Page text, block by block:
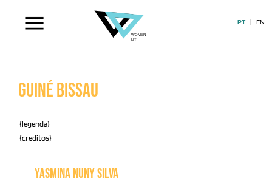
PT | EN
Guiné Bissau
{legenda}
{creditos}
YASMINA NUNY SILVA